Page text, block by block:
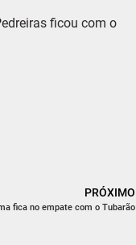
ficou com o
PRÓXIMO
fica no empate com o Tubarão